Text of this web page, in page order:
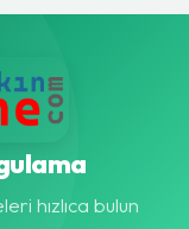
hızlıca bulun